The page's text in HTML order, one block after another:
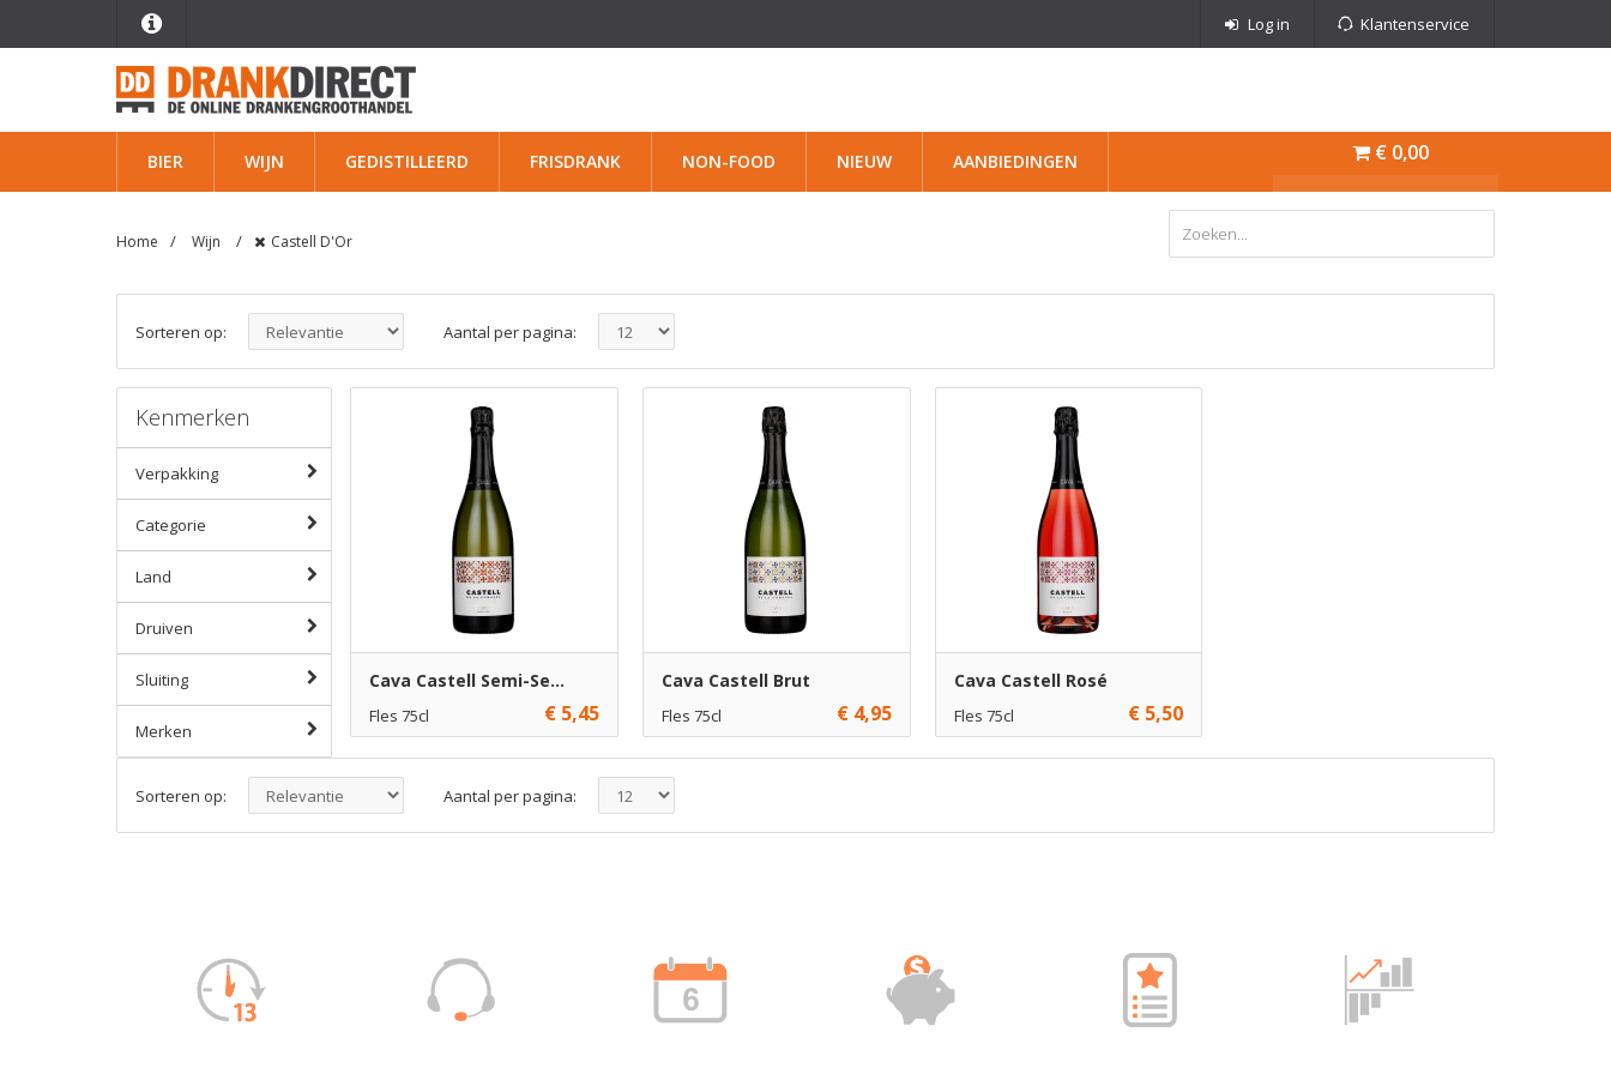
Log in Klantenservice
BIER WIJN GEDISTILLEERD FRISDRANK NON-FOOD NIEUW AANBIEDINGEN € 0,00
Home Wijn Castell D'Or
Sorteren op: Aantal per pagina:
Kenmerken
Verpakking
Categorie
Land
Druiven
Sluiting
Merken
Cava Castell Semi-Se...
Fles 75cl € 5,45
Cava Castell Brut
Fles 75cl € 4,95
Cava Castell Rosé
Fles 75cl € 5,50
Sorteren op: Aantal per pagina: